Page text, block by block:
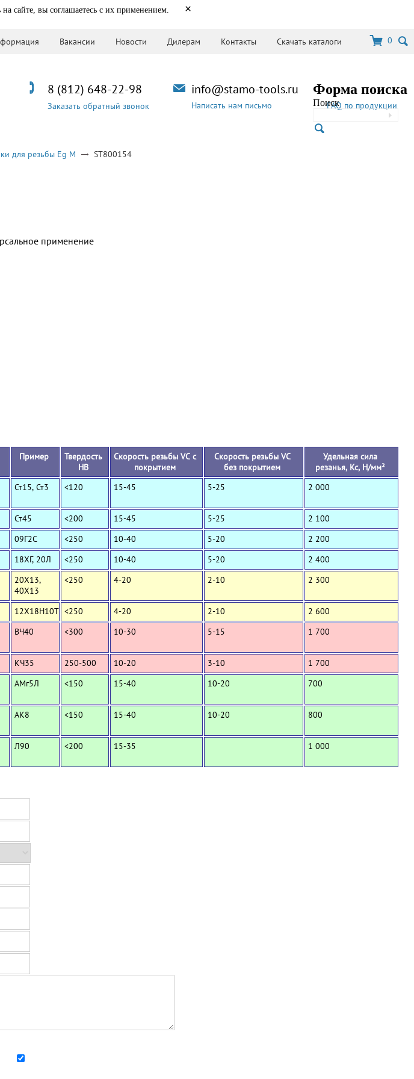
сайте, вы соглашаетесь с их применением. ×
Вакансии Новости Дилерам Контакты Скачать каталоги 0
Форма поиска
ПоискFAQ по продукции
info@stamo-tools.ru
Написать нам письмо
8 (812) 648-22-98
Заказать обратный звонок
для резьбы Eg M ST800154
применение
Пример
Твердость
HB
Скорость резьбы VC с
покрытием
Скорость резьбы VC
без покрытием
Удельная сила
резанья, Кс, Н/мм²
Ст15, Ст3 <120 15-45 5-25 2 000
Ст45 <200 15-45 5-25
2 100
09Г2С <250 10-40 5-20
2 200
18ХГ, 20Л <250 10-40 5-20
2 400
20Х13,
40Х13
<250 4-20 2-10 2 300
12Х18Н10Т <250 4-20 2-10
2 600
ВЧ40 <300 10-30 5-15 1 700
КЧ35 250-500 10-20 3-10
1 700
АМг5Л <150 15-40 10-20 700
АК8 <150 15-40 10-20 800
Л90 <200 15-35 1 000